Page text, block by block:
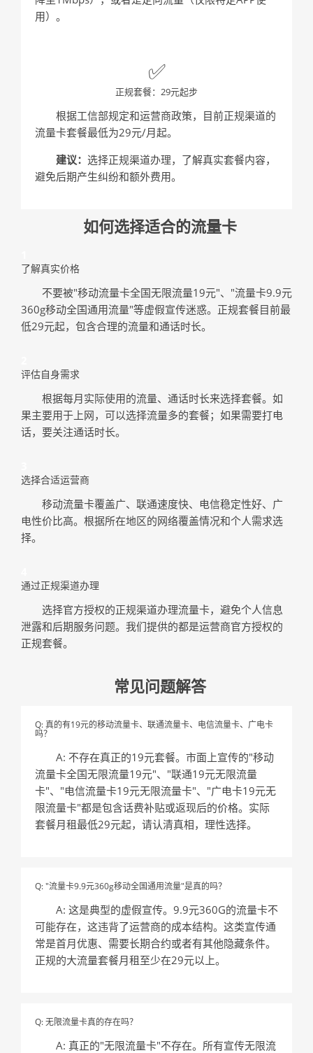
用）。
✅
正规套餐：29元起步
根据工信部规定和运营商政策，目前正规渠道的
流量卡套餐最低为29元/月起。
建议： 选择正规渠道办理，了解真实套餐内容，
避免后期产生纠纷和额外费用。
如何选择适合的流量卡
了解真实价格
不要被"移动流量卡全国无限流量19元"、"流量卡9.9元
360g移动全国通用流量"等虚假宣传迷惑。正规套餐目前最
低29元起，包含合理的流量和通话时长。
评估自身需求
根据每月实际使用的流量、通话时长来选择套餐。如
果主要用于上网，可以选择流量多的套餐；如果需要打电
话，要关注通话时长。
选择合适运营商
移动流量卡覆盖广、联通速度快、电信稳定性好、广
电性价比高。根据所在地区的网络覆盖情况和个人需求选
择。
通过正规渠道办理
选择官方授权的正规渠道办理流量卡，避免个人信息
泄露和后期服务问题。我们提供的都是运营商官方授权的
正规套餐。
常见问题解答
Q: 真的有19元的移动流量卡、联通流量卡、电信流量卡、广电卡
吗？
A: 不存在真正的19元套餐。市面上宣传的"移动
流量卡全国无限流量19元"、"联通19元无限流量
卡"、"电信流量卡19元无限流量卡"、"广电卡19元无
限流量卡"都是包含话费补贴或返现后的价格。实际
套餐月租最低29元起，请认清真相，理性选择。
Q: "流量卡9.9元360g移动全国通用流量"是真的吗？
A: 这是典型的虚假宣传。9.9元360G的流量卡不
可能存在，这违背了运营商的成本结构。这类宣传通
常是首月优惠、需要长期合约或者有其他隐藏条件。
正规的大流量套餐月租至少在29元以上。
Q: 无限流量卡真的存在吗？
A: 真正的"无限流量卡"不存在。所有宣传无限流